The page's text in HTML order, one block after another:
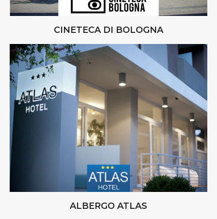
CINETECA DI BOLOGNA
ALBERGO ATLAS